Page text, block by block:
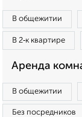
В общежитии
В 2‑к квартире
Аренда
В общежитии
Без посредников